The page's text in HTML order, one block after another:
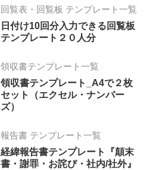
回覧表・回覧板 テンプレート一覧
日付け10回分入力できる回覧板
テンプレート２０人分
領収書テンプレート一覧
領収書テンプレート_A4で２枚
セット（エクセル・ナンバー
ズ）
報告書 テンプレート一覧
経緯報告書テンプレート『顛末
書・謝罪・お詫び・社内/社外』